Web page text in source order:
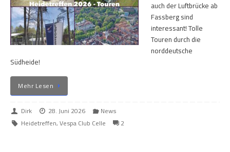
auch der Luftbrücke ab
Fassberg sind
interessant! Tolle
Touren durch die
norddeutsche
Südheide!
Mehr Lesen
Dirk 28. Juni 2026
News
Heidetreffen, Vespa Club Celle 2